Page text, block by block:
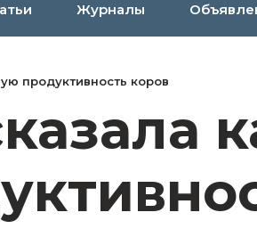
Журналы
продуктивность коров